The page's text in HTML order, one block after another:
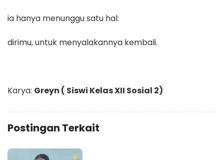
ia hanya menunggu satu hal:
dirimu, untuk menyalakannya kembali.
Karya: Greyn ( Siswi Kelas XII Sosial 2)
Postingan Terkait